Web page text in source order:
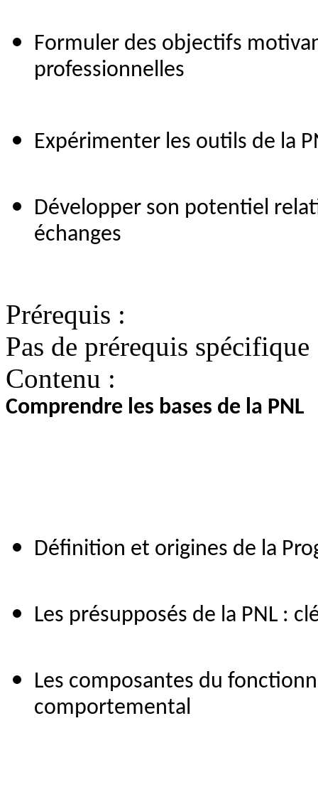
Formuler des objectifs
professionnelles
Expérimenter les outils de la
Développer son potentiel
échanges
Prérequis :
Pas de prérequis spécifique
Contenu :
Comprendre les bases de la PNL
Définition et origines de la
Les présupposés de la PNL :
Les composantes du
comportemental